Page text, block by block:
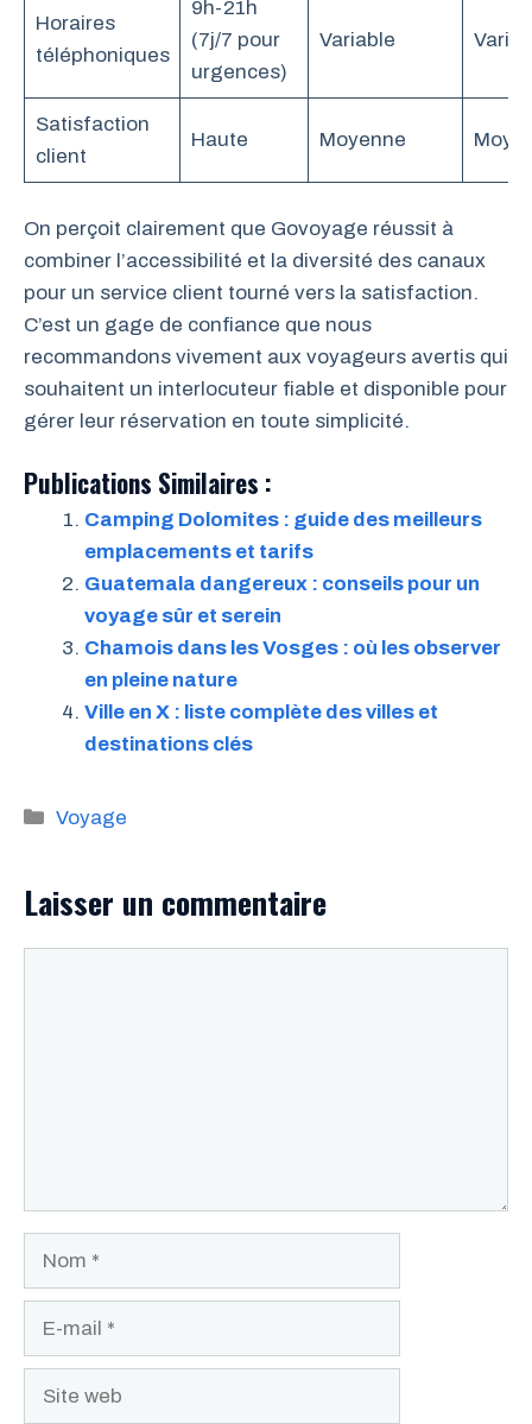
Horaires
téléphoniques
9h-21h
(7j/7 pour
urgences)
Variable
Satisfaction
client
Haute Moyenne
On perçoit clairement que Govoyage réussit à
combiner l’accessibilité et la diversité des canaux
pour un service client tourné vers la satisfaction.
C’est un gage de confiance que nous
recommandons vivement aux voyageurs avertis qui
souhaitent un interlocuteur fiable et disponible pour
gérer leur réservation en toute simplicité.
Publications Similaires :
Camping Dolomites : guide des meilleurs
emplacements et tarifs
Guatemala dangereux : conseils pour un
voyage sûr et serein
Chamois dans les Vosges : où les observer
en pleine nature
Ville en X : liste complète des villes et
destinations clés
Catégories
Voyage
Laisser un commentaire